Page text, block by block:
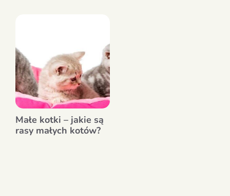
Małe kotki – jakie są
rasy małych kotów?